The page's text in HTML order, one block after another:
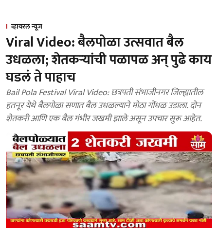
व्हायरल न्यूज
Viral Video: बैलपोळा उत्सवात बैल
उधळला; शेतकऱ्यांची पळापळ अन् पुढे काय
घडलं ते पाहाच
Bail Pola Festival Viral Video: छत्रपती संभाजीनगर जिल्ह्यातील
हतनूर येथे बैलपोळा सणात बैल उधळल्याने मोठा गोंधळ उडाला. दोन
शेतकरी आणि एक बैल गंभीर जखमी झाले असून उपचार सुरू आहेत.